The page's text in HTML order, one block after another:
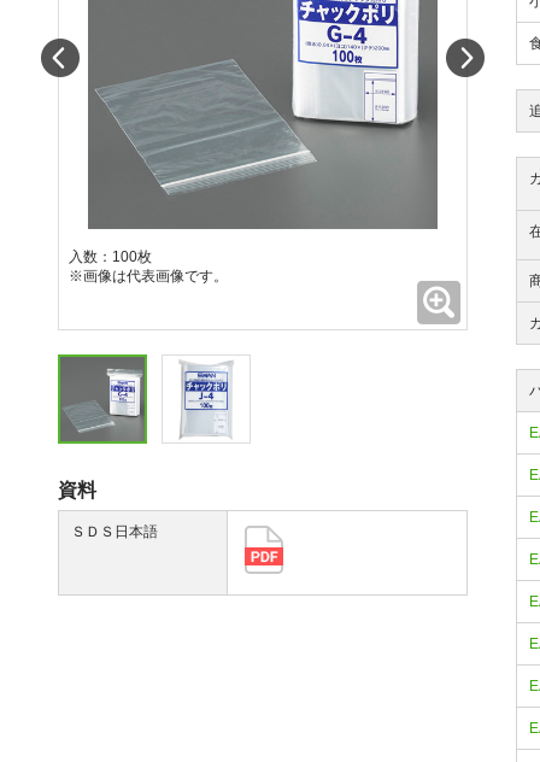
入数：100枚
※画像は代表画像です。
資料
ＳＤＳ日本語